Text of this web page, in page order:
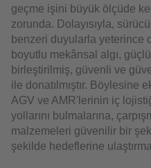
geçme işini büyük ölçüde
zorunda. Dolayısıyla,
benzeri duyularla yeterince
boyutlu mekânsal algı,
birleştirilmiş, güvenli ve
ile donatılmıştır. Böylesine
AGV ve AMR'lerinin iç
yollarını bulmalarına,
malzemeleri güvenilir bir
şekilde hedeflerine